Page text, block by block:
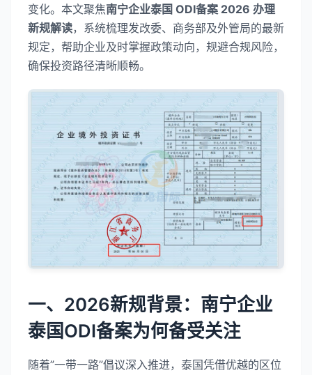
变化。本文聚焦南宁企业泰国 ODI备案 2026 办理
新规解读，系统梳理发改委、商务部及外管局的最新
规定，帮助企业及时掌握政策动向，规避合规风险，
确保投资路径清晰顺畅。
一、2026新规背景：南宁企业
泰国ODI备案为何备受关注
随着”一带一路”倡议深入推进，泰国凭借优越的区位